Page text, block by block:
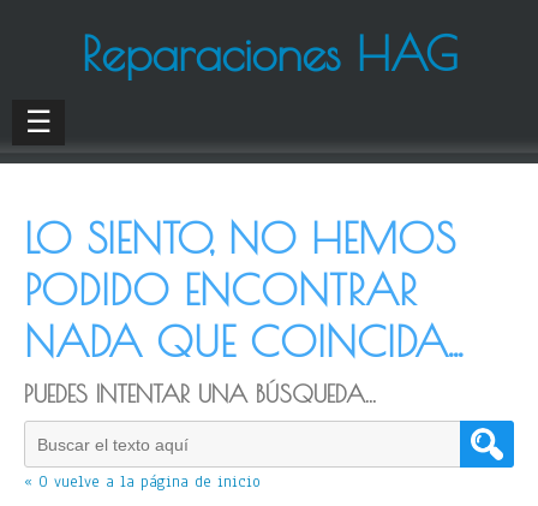
Reparaciones HAG
☰
LO SIENTO, NO HEMOS
PODIDO ENCONTRAR
NADA QUE COINCIDA...
PUEDES INTENTAR UNA BÚSQUEDA...
« O vuelve a la página de inicio